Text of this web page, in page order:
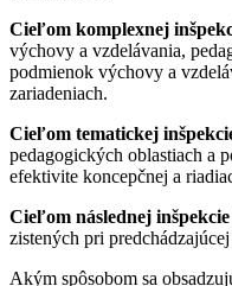
Cieľom komplexnej
výchovy a vzdelávania,
podmienok výchovy a
zariadeniach.
Cieľom tematickej
pedagogických oblastiach a
efektivite koncepčnej a
Cieľom následnej inšpekcie
zistených pri
Akým spôsobom sa